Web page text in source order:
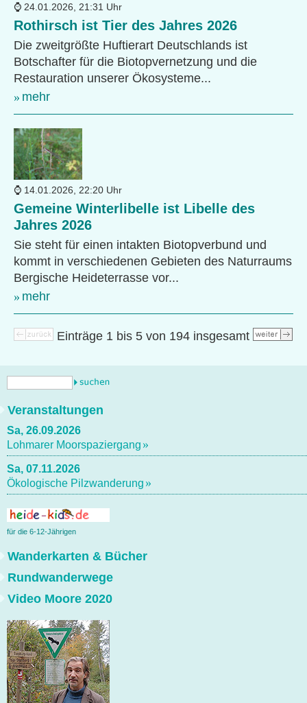
24.01.2026, 21:31 Uhr
Rothirsch ist Tier des Jahres 2026
Die zweitgrößte Huftierart Deutschlands ist
Botschafter für die Biotopvernetzung und die
Restauration unserer Ökosysteme...
mehr
14.01.2026, 22:20 Uhr
Gemeine Winterlibelle ist Libelle des
Jahres 2026
Sie steht für einen intakten Biotopverbund und
kommt in verschiedenen Gebieten des Naturraums
Bergische Heideterrasse vor...
mehr
Einträge 1 bis 5 von 194 insgesamt
Veranstaltungen
Sa, 26.09.2026
Lohmarer Moorspaziergang
Sa, 07.11.2026
Ökologische Pilzwanderung
für die 6-12-Jährigen
Wanderkarten & Bücher
Rundwanderwege
Video Moore 2020